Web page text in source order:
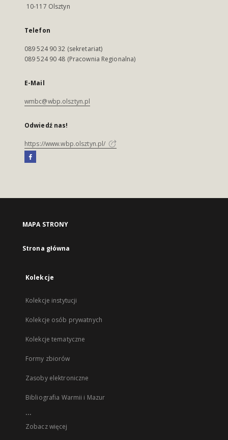
10-117 Olsztyn
Telefon
089 524 90 32 (sekretariat)
089 524 90 48 (Pracownia Regionalna)
E-Mail
wmbc@wbp.olsztyn.pl
Odwiedź nas!
https://www.wbp.olsztyn.pl/
MAPA STRONY
Strona główna
Kolekcje
Kolekcje instytucji
Kolekcje osób prywatnych
Kolekcje tematyczne
Formy zbiorów
Zasoby elektroniczne
Bibliografia Warmii i Mazur
...
Zobacz więcej